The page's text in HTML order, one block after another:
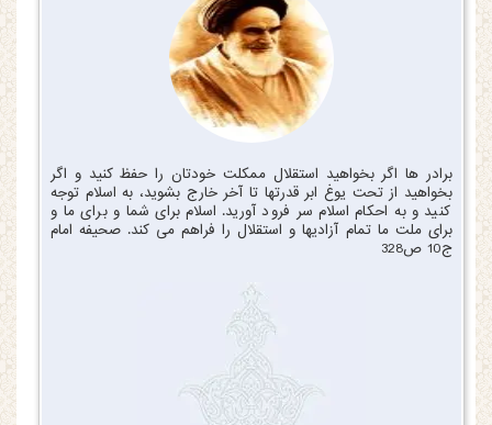
برادر ها اگر بخواهید استقلال ممکلت خودتان را حفظ کنید و اگر
بخواهید از تحت یوغ ابر قدرتها تا آخر خارج بشوید، به اسلام توجه
کنید و به احکام اسلام سر فرود آورید. اسلام برای شما و برای ما و
برای ملت ما تمام آزادیها و استقلال را فراهم می کند. صحیفه امام
ج10 ص328